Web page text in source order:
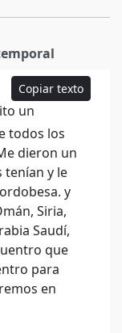
Copiar texto
un
todos los
dieron un
tenían y le
y
Siria,
Saudí,
que
para
en